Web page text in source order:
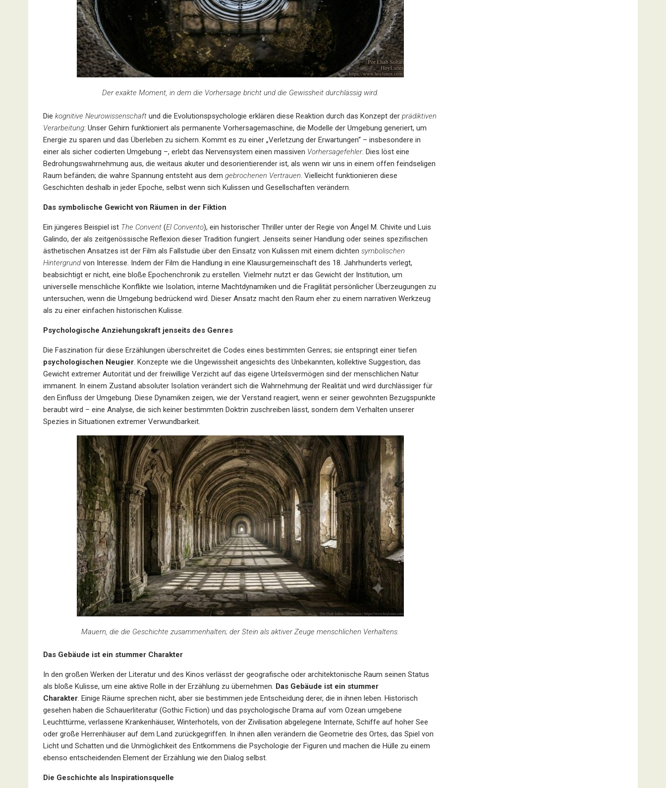
Der exakte Moment, in dem die Vorhersage bricht und die Gewissheit durchlässig wird.
Die kognitive Neurowissenschaft und die Evolutionspsychologie erklären diese Reaktion durch das Konzept der prädiktiven
Verarbeitung: Unser Gehirn funktioniert als permanente Vorhersagemaschine, die Modelle der Umgebung generiert, um
Energie zu sparen und das Überleben zu sichern. Kommt es zu einer „Verletzung der Erwartungen“ – insbesondere in
einer als sicher codierten Umgebung –, erlebt das Nervensystem einen massiven Vorhersagefehler. Dies löst eine
Bedrohungswahrnehmung aus, die weitaus akuter und desorientierender ist, als wenn wir uns in einem offen feindseligen
Raum befänden; die wahre Spannung entsteht aus dem gebrochenen Vertrauen. Vielleicht funktionieren diese
Geschichten deshalb in jeder Epoche, selbst wenn sich Kulissen und Gesellschaften verändern.
Das symbolische Gewicht von Räumen in der Fiktion
Ein jüngeres Beispiel ist The Convent (El Convento), ein historischer Thriller unter der Regie von Ángel M. Chivite und Luis
Galindo, der als zeitgenössische Reflexion dieser Tradition fungiert. Jenseits seiner Handlung oder seines spezifischen
ästhetischen Ansatzes ist der Film als Fallstudie über den Einsatz von Kulissen mit einem dichten symbolischen
Hintergrund von Interesse. Indem der Film die Handlung in eine Klausurgemeinschaft des 18. Jahrhunderts verlegt,
beabsichtigt er nicht, eine bloße Epochenchronik zu erstellen. Vielmehr nutzt er das Gewicht der Institution, um
universelle menschliche Konflikte wie Isolation, interne Machtdynamiken und die Fragilität persönlicher Überzeugungen zu
untersuchen, wenn die Umgebung bedrückend wird. Dieser Ansatz macht den Raum eher zu einem narrativen Werkzeug
als zu einer einfachen historischen Kulisse.
Psychologische Anziehungskraft jenseits des Genres
Die Faszination für diese Erzählungen überschreitet die Codes eines bestimmten Genres; sie entspringt einer tiefen
psychologischen Neugier. Konzepte wie die Ungewissheit angesichts des Unbekannten, kollektive Suggestion, das
Gewicht extremer Autorität und der freiwillige Verzicht auf das eigene Urteilsvermögen sind der menschlichen Natur
immanent. In einem Zustand absoluter Isolation verändert sich die Wahrnehmung der Realität und wird durchlässiger für
den Einfluss der Umgebung. Diese Dynamiken zeigen, wie der Verstand reagiert, wenn er seiner gewohnten Bezugspunkte
beraubt wird – eine Analyse, die sich keiner bestimmten Doktrin zuschreiben lässt, sondern dem Verhalten unserer
Spezies in Situationen extremer Verwundbarkeit.
Mauern, die die Geschichte zusammenhalten; der Stein als aktiver Zeuge menschlichen Verhaltens.
Das Gebäude ist ein stummer Charakter
In den großen Werken der Literatur und des Kinos verlässt der geografische oder architektonische Raum seinen Status
als bloße Kulisse, um eine aktive Rolle in der Erzählung zu übernehmen. Das Gebäude ist ein stummer
Charakter. Einige Räume sprechen nicht, aber sie bestimmen jede Entscheidung derer, die in ihnen leben. Historisch
gesehen haben die Schauerliteratur (Gothic Fiction) und das psychologische Drama auf vom Ozean umgebene
Leuchttürme, verlassene Krankenhäuser, Winterhotels, von der Zivilisation abgelegene Internate, Schiffe auf hoher See
oder große Herrenhäuser auf dem Land zurückgegriffen. In ihnen allen verändern die Geometrie des Ortes, das Spiel von
Licht und Schatten und die Unmöglichkeit des Entkommens die Psychologie der Figuren und machen die Hülle zu einem
ebenso entscheidenden Element der Erzählung wie den Dialog selbst.
Die Geschichte als Inspirationsquelle